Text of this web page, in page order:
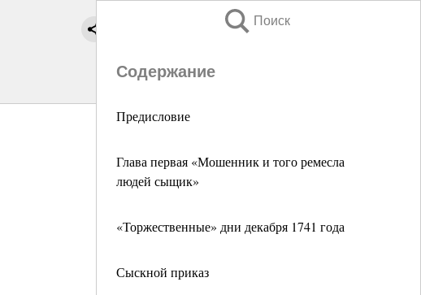
Поиск
Содержание
Предисловие
Глава первая «Мошенник и того ремесла
людей сыщик»
«Торжественные» дни декабря 1741 года
Сыскной приказ